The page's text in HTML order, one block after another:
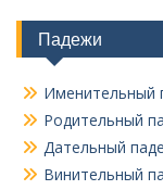
Падежи
Именительный
Родительный
Дательный
Винительный